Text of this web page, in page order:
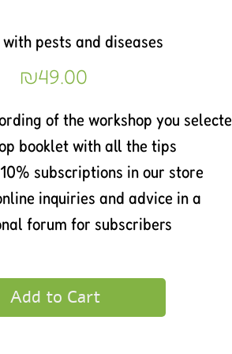
pests and diseases
₪49.00Price
of the workshop you
booklet with all the tips
subscriptions in our store
inquiries and advice in a
forum for subscribers
Add to Cart